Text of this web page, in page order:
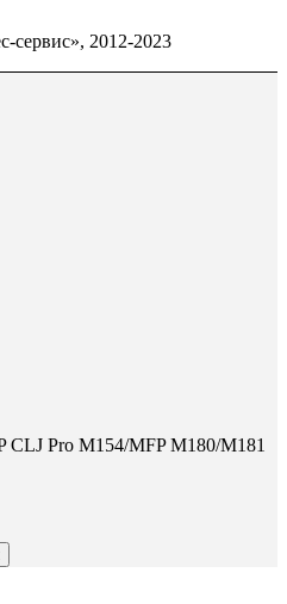
2012-2023
Pro M154/MFP M180/M181